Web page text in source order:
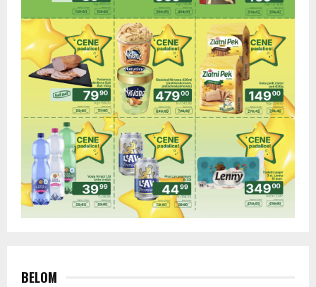
BELOM